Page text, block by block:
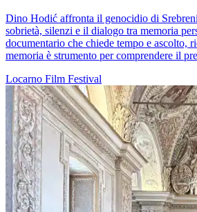
Dino Hodić affronta il genocidio di
sobrietà, silenzi e il dialogo tra memoria
documentario che chiede tempo e ascolto,
memoria è strumento per comprendere il
Locarno Film Festival